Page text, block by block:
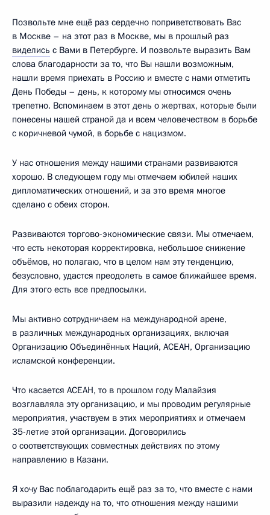
Позвольте мне ещё раз сердечно поприветствовать Вас
в Москве – на этот раз в Москве, мы в прошлый раз
виделись с Вами в Петербурге. И позвольте выразить Вам
слова благодарности за то, что Вы нашли возможным,
нашли время приехать в Россию и вместе с нами отметить
День Победы – день, к которому мы относимся очень
трепетно. Вспоминаем в этот день о жертвах, которые были
понесены нашей страной да и всем человечеством в борьбе
с коричневой чумой, в борьбе с нацизмом.
У нас отношения между нашими странами развиваются
хорошо. В следующем году мы отмечаем юбилей наших
дипломатических отношений, и за это время многое
сделано с обеих сторон.
Развиваются торгово-экономические связи. Мы отмечаем,
что есть некоторая корректировка, небольшое снижение
объёмов, но полагаю, что в целом нам эту тенденцию,
безусловно, удастся преодолеть в самое ближайшее время.
Для этого есть все предпосылки.
Мы активно сотрудничаем на международной арене,
в различных международных организациях, включая
Организацию Объединённых Наций, АСЕАН, Организацию
исламской конференции.
Что касается АСЕАН, то в прошлом году Малайзия
возглавляла эту организацию, и мы проводим регулярные
мероприятия, участвуем в этих мероприятиях и отмечаем
35-летие этой организации. Договорились
о соответствующих совместных действиях по этому
направлению в Казани.
Я хочу Вас поблагодарить ещё раз за то, что вместе с нами
выразили надежду на то, что отношения между нашими